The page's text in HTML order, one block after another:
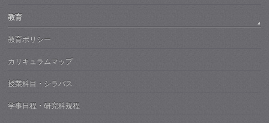
教育
教育ポリシー
カリキュラムマップ
授業科目・シラバス
学事日程・研究科規程